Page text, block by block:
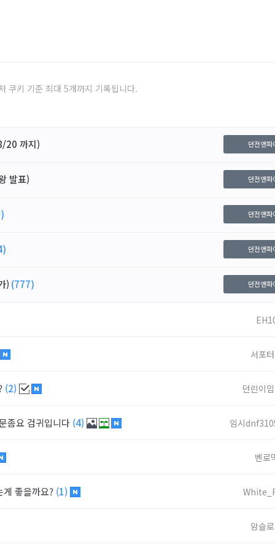
쿠키 기준 최대 5개까지 기록됩니다.
20 까지) 던전앤파
발표) 던전앤파
던전앤파
던전앤파
) (777) 던전앤파
서포
(2) 던린이
좀요 검귀입니다 (4) 임시
벤로
좋을까요? (1)
암슬